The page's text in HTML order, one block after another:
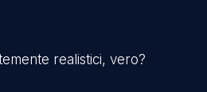
realistici, vero?